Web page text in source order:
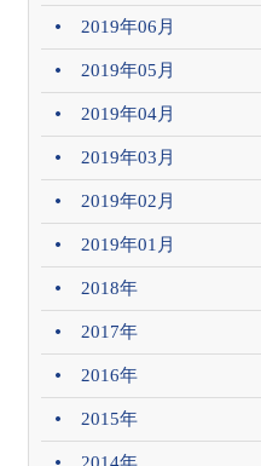
2019年06月
2019年05月
2019年04月
2019年03月
2019年02月
2019年01月
2018年
2017年
2016年
2015年